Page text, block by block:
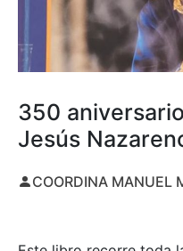
350
Jesús
COORDINA MANUEL